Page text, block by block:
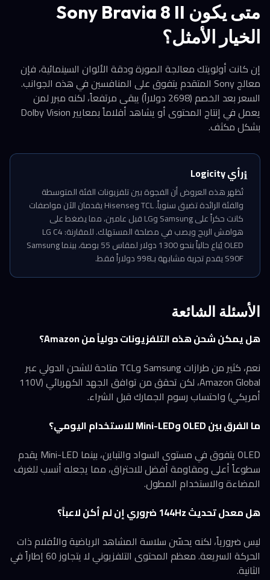
متى يكون Sony Bravia 8 II
الخيار الأمثل؟
إن كانت أولويتك معالجة الصورة ودقة الألوان السينمائية، فإن
معالج Sony المتقدم يتفوق على المنافسين في هذه الجوانب.
السعر بعد الخصم (2698 دولاراً) يبقى مرتفعاً، لكنه مبرر لمن
يعمل في إنتاج المحتوى أو يشاهد أفلاماً بمعايير Dolby Vision
بشكل مكثف.
ℹ️رأي Logicity
تُظهر هذه العروض أن الفجوة بين تلفزيونات الفئة المتوسطة
والفئة الرائدة تضيق سنوياً. TCL وHisense يقدمان الآن مواصفات
كانت حكراً على Samsung وLG قبل عامين، مما يضغط على
هوامش الربح ويصب في مصلحة المستهلك. للمقارنة: LG C4
OLED يُباع حالياً بنحو 1300 دولار لمقاس 55 بوصة، بينما Samsung
S90F يقدم تجربة مشابهة بـ998 دولاراً فقط.
الأسئلة الشائعة
هل يمكن شحن هذه التلفزيونات دولياً من Amazon؟
نعم، كثير من طرازات Samsung وTCL متاحة للشحن الدولي عبر
Amazon Global، لكن تحقق من توافق الجهد الكهربائي (110V
أمريكي) واحتساب رسوم الجمارك قبل الشراء.
ما الفرق بين OLED وMini-LED للاستخدام اليومي؟
OLED يتفوق في مستوى السواد والتباين، بينما Mini-LED يقدم
سطوعاً أعلى ومقاومة أفضل للاحتراق، مما يجعله أنسب للغرف
المضاءة والاستخدام المطول.
هل معدل تحديث 144Hz ضروري إن لم أكن لاعباً؟
ليس ضرورياً، لكنه يحسّن سلاسة المشاهد الرياضية والأفلام ذات
الحركة السريعة. معظم المحتوى التلفزيوني لا يتجاوز 60 إطاراً في
الثانية.